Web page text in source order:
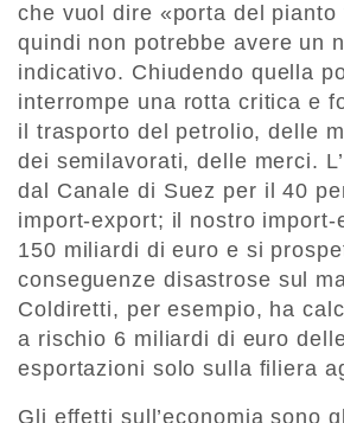
che vuol dire «porta del pianto
quindi non potrebbe avere un
indicativo. Chiudendo quella
interrompe una rotta critica e
il trasporto del petrolio, delle
dei semilavorati, delle merci.
dal Canale di Suez per il 40
import-export; il nostro import-
150 miliardi di euro e si
conseguenze disastrose sul
Coldiretti, per esempio, ha
a rischio 6 miliardi di euro
esportazioni solo sulla filiera
Gli effetti sull’economia sono